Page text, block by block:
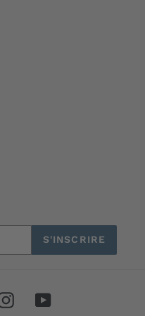
S'INSCRIRE
Instagram